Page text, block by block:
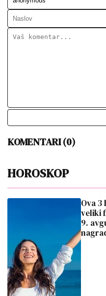
KOMENTARI (0)
HOROSKOP
Ova
veliki
9.